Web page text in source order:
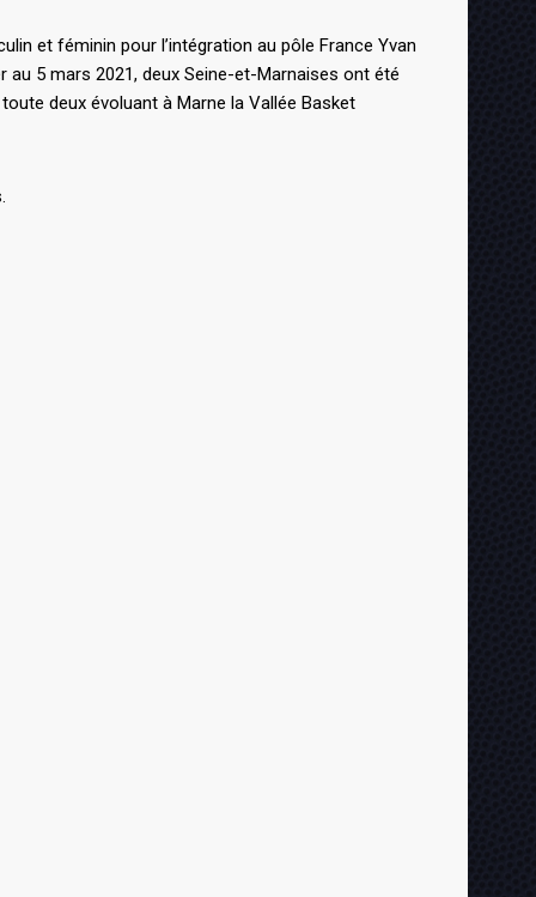
et féminin pour l’intégration au pôle France Yvan
5 mars 2021, deux Seine-et-Marnaises ont été
deux évoluant à Marne la Vallée Basket